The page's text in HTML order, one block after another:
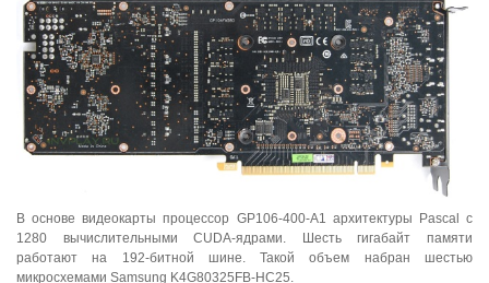
В основе видеокарты процессор GP106-400-A1 архитектуры Pascal с
1280 вычислительными CUDA-ядрами. Шесть гигабайт памяти
работают на 192-битной шине. Такой объем набран шестью
микросхемами Samsung K4G80325FB-HC25.